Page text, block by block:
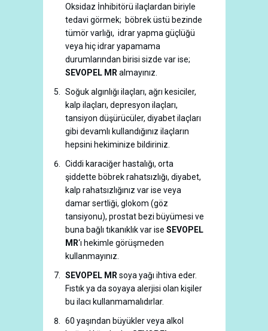
Oksidaz İnhibitörü ilaçlardan biriyle
tedavi görmek; böbrek üstü bezinde
tümör varlığı, idrar yapma güçlüğü
veya hiç idrar yapamama
durumlarından birisi sizde var ise;
SEVOPEL MR almayınız.
Soğuk algınlığı ilaçları, ağrı kesiciler,
kalp ilaçları, depresyon ilaçları,
tansiyon düşürücüler, diyabet ilaçları
gibi devamlı kullandığınız ilaçların
hepsini hekiminize bildiriniz.
Ciddi karaciğer hastalığı, orta
şiddette böbrek rahatsızlığı, diyabet,
kalp rahatsızlığınız var ise veya
damar sertliği, glokom (göz
tansiyonu), prostat bezi büyümesi ve
buna bağlı tıkanıklık var ise SEVOPEL
MR‘ı hekimle görüşmeden
kullanmayınız.
SEVOPEL MR soya yağı ihtiva eder.
Fıstık ya da soyaya alerjisi olan kişiler
bu ilacı kullanmamalıdırlar.
60 yaşından büyükler veya alkol